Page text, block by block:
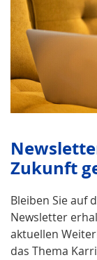
Zukunft
Bleiben Sie auf
Newsletter
aktuellen
das Thema